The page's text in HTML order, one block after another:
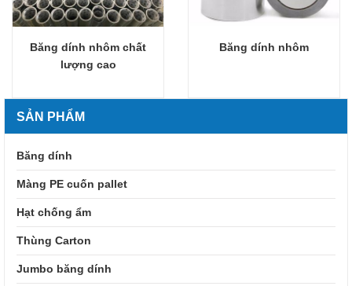
Giỏ hàng
Băng dính nhôm chất
lượng cao
Giỏ hàng
Băng dính nhôm
SẢN PHẨM
Băng dính
Màng PE cuốn pallet
Hạt chống ẩm
Thùng Carton
Jumbo băng dính